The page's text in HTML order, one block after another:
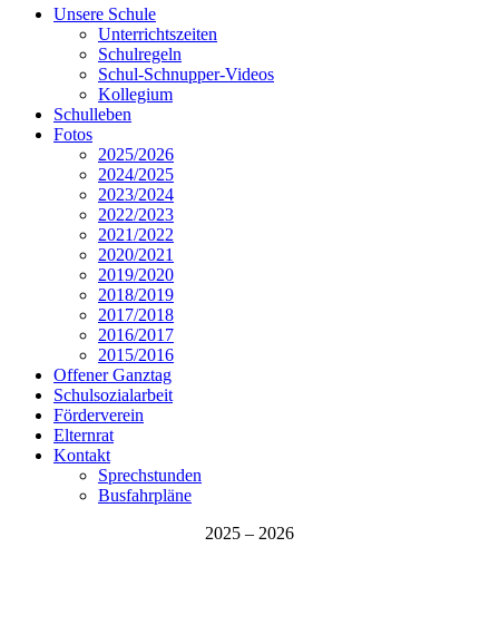
Unsere Schule
Unterrichtszeiten
Schulregeln
Schul-Schnupper-Videos
Kollegium
Schulleben
Fotos
2025/2026
2024/2025
2023/2024
2022/2023
2021/2022
2020/2021
2019/2020
2018/2019
2017/2018
2016/2017
2015/2016
Offener Ganztag
Schulsozialarbeit
Förderverein
Elternrat
Kontakt
Sprechstunden
Busfahrpläne
2025 – 2026